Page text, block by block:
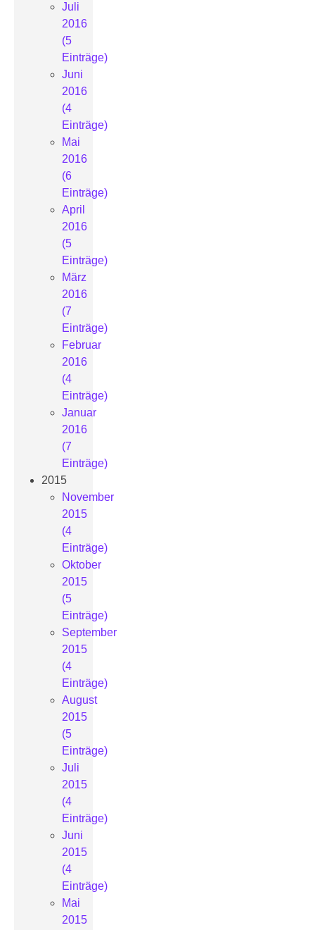
Juli
2016
(5
Einträge)
Juni
2016
(4
Einträge)
Mai
2016
(6
Einträge)
April
2016
(5
Einträge)
März
2016
(7
Einträge)
Februar
2016
(4
Einträge)
Januar
2016
(7
Einträge)
2015
November
2015
(4
Einträge)
Oktober
2015
(5
Einträge)
September
2015
(4
Einträge)
August
2015
(5
Einträge)
Juli
2015
(4
Einträge)
Juni
2015
(4
Einträge)
Mai
2015